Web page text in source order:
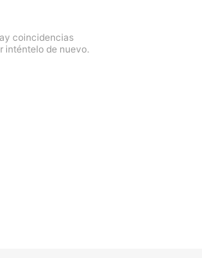
coincidencias
inténtelo de nuevo.